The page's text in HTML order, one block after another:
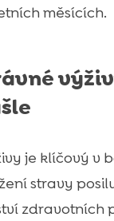
měsících.
je klíčový v
stravy
zdravotních